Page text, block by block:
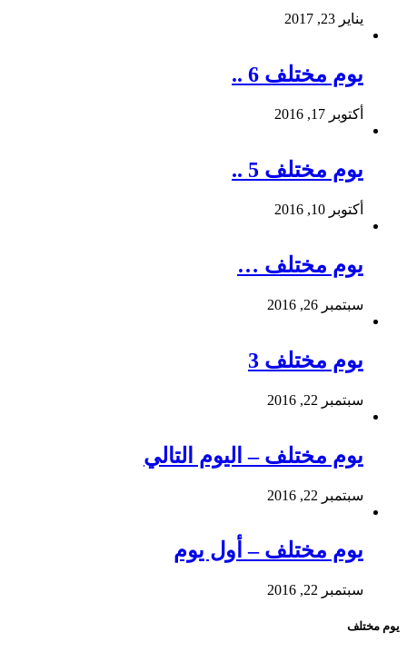
يناير 23, 2017
يوم مختلف 6 ..
أكتوبر 17, 2016
يوم مختلف 5 ..
أكتوبر 10, 2016
يوم مختلف …
سبتمبر 26, 2016
يوم مختلف 3
سبتمبر 22, 2016
يوم مختلف – اليوم التالي
سبتمبر 22, 2016
يوم مختلف – أول يوم
سبتمبر 22, 2016
يوم مختلف